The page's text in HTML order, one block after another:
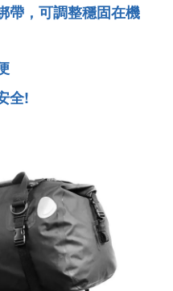
- +
帶，可調整穩固在機
全!